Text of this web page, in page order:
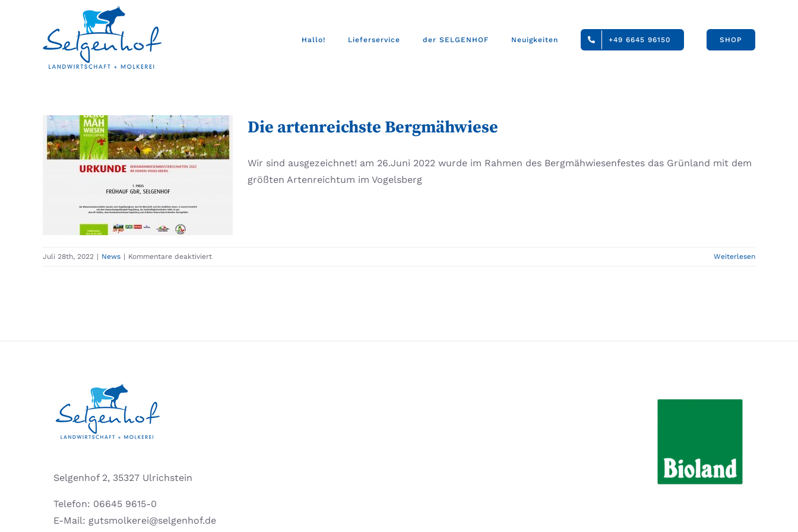
Hallo! Lieferservice der SELGENHOF Neuigkeiten +49 6645 96150 SHOP
Die artenreichste
Bergmähwiese
News
Die artenreichste Bergmähwiese
Wir sind ausgezeichnet! am 26.Juni 2022 wurde im Rahmen des Bergmähwiesenfestes das Grünland mit dem
größten Artenreichtum im Vogelsberg
Juli 28th, 2022 | News | Kommentare deaktiviertfür
Weiterlesen
Selgenhof 2, 35327 Ulrichstein
Telefon: 06645 9615-0
E-Mail: gutsmolkerei@selgenhof.de